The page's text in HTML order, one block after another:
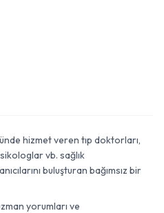
hizmet veren tıp doktorları,
vb. sağlık
buluşturan bağımsız bir
yorumları ve